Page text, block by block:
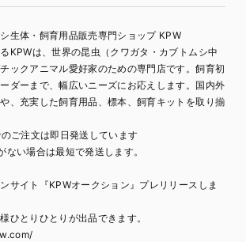
生体・飼育用品販売専門ショップ KPW
KPWは、世界の昆虫（クワガタ・カブトムシ中
ックアニマル愛好家のための専門店です。飼育初
ダーまで、幅広いニーズにお応えします。国内外
、充実した飼育用品、標本、飼育キットを取り揃
ご注文は即日発送しています
い場合は最短で発送します。
サイト『KPWオークション』プレリリースしま
ひとりひとりが出品できます。